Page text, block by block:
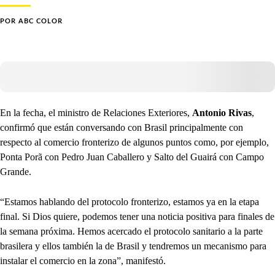
POR ABC COLOR
En la fecha, el ministro de Relaciones Exteriores, Antonio Rivas,
confirmó que están conversando con Brasil principalmente con
respecto al comercio fronterizo de algunos puntos como, por ejemplo,
Ponta Porã con Pedro Juan Caballero y Salto del Guairá con Campo
Grande.
“Estamos hablando del protocolo fronterizo, estamos ya en la etapa
final. Si Dios quiere, podemos tener una noticia positiva para finales de
la semana próxima. Hemos acercado el protocolo sanitario a la parte
brasilera y ellos también la de Brasil y tendremos un mecanismo para
instalar el comercio en la zona”, manifestó.